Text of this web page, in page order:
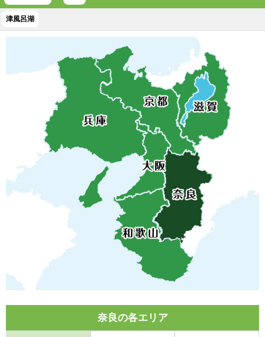
津風呂湖
奈良の各エリア